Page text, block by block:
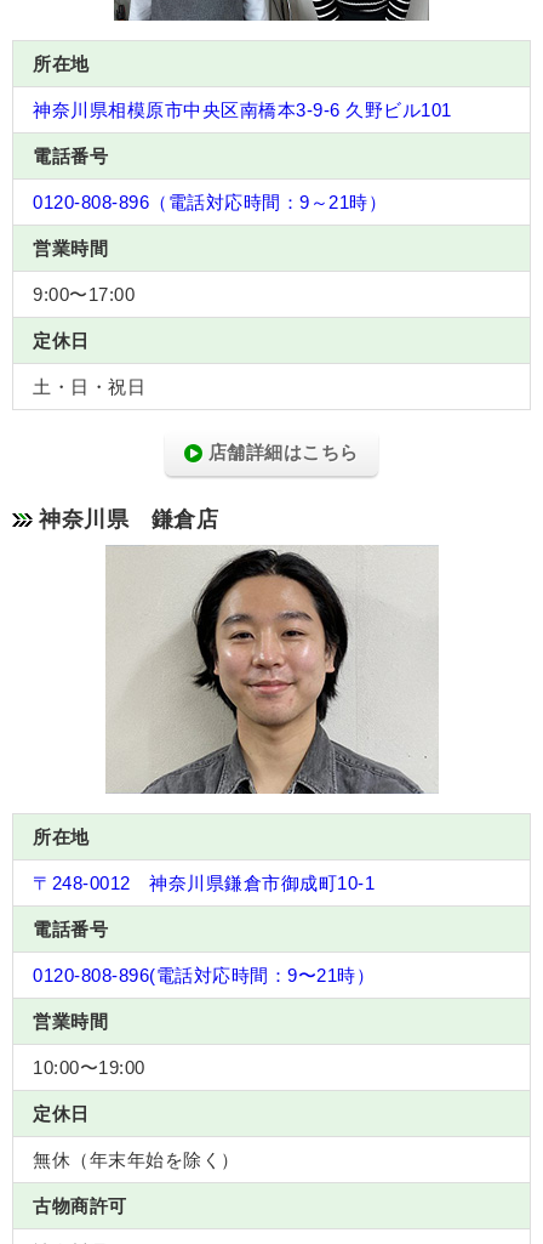
所在地
神奈川県相模原市中央区南橋本3-9-6 久野ビル101
電話番号
0120-808-896（電話対応時間：9～21時）
営業時間
9:00〜17:00
定休日
土・日・祝日
店舗詳細はこちら
神奈川県 鎌倉店
所在地
〒248-0012 神奈川県鎌倉市御成町10-1
電話番号
0120-808-896(電話対応時間：9〜21時）
営業時間
10:00〜19:00
定休日
無休（年末年始を除く）
古物商許可